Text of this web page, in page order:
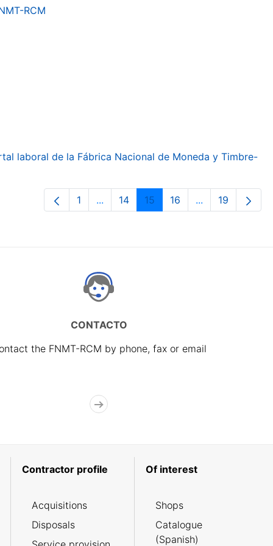
RCM
laboral de la Fábrica Nacional de Moneda y Timbre-
Page
1 ...Intermediate Pages Use TAB to
Page
14 Page
15 Page
16 ...Intermediate
Page
19
CONTACTO
the FNMT-RCM by phone, fax or email
Contractor profile
Acquisitions
Disposals
Of interest
Shops
Catalogue
(Spanish)